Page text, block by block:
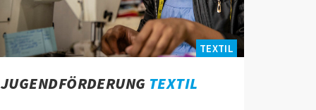
Jetzt teilen
Ihr Betrag TEXTIL
JUGENDFÖRDERUNG TEXTIL